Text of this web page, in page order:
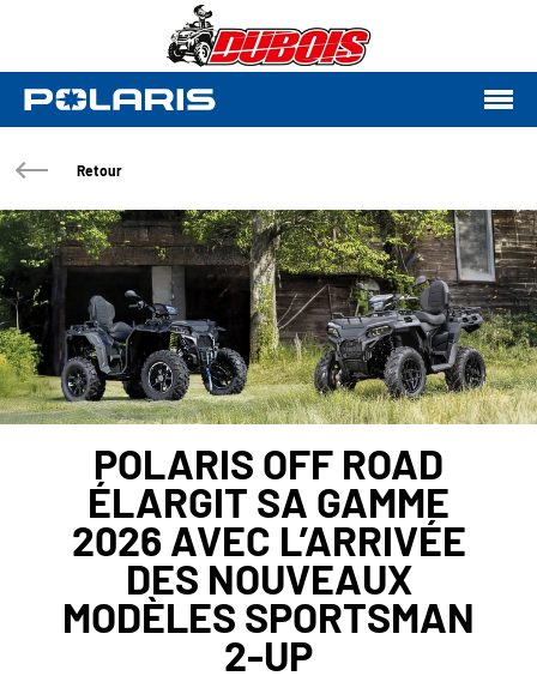
Retour
POLARIS OFF ROAD
ÉLARGIT SA GAMME
2026 AVEC L’ARRIVÉE
DES NOUVEAUX
MODÈLES SPORTSMAN
2-UP